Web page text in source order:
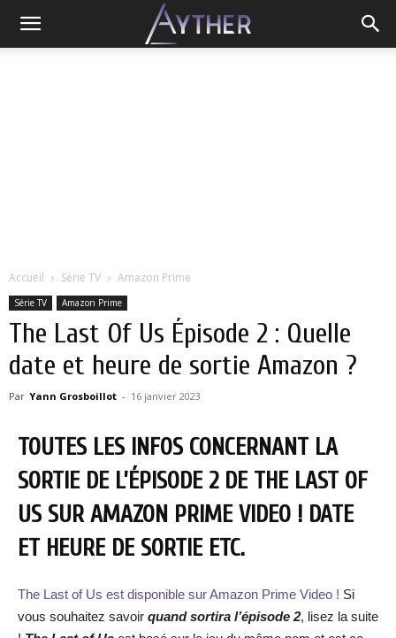
Accueil Série TV Amazon Prime
Série TV Amazon Prime
The Last Of Us Épisode 2 : Quelle
date et heure de sortie Amazon ?
Par Yann Grosboillot - 16 janvier 2023
TOUTES LES INFOS CONCERNANT LA
SORTIE DE L’ÉPISODE 2 DE THE LAST OF
US SUR AMAZON PRIME VIDEO ! DATE
ET HEURE DE SORTIE ETC.
The Last of Us est disponible sur Amazon Prime Video ! Si
vous souhaitez savoir quand sortira l’épisode 2, lisez la suite